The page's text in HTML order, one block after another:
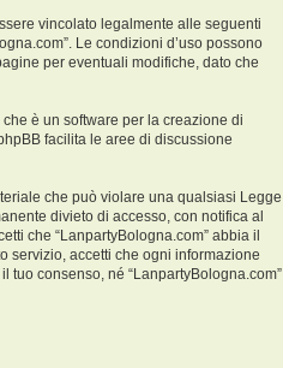
vincolato legalmente alle seguenti
Le condizioni d’uso possono
per eventuali modifiche, dato che
che è un software per la creazione di
phpBB facilita le aree di discussione
che può violare una qualsiasi Legge
divieto di accesso, con notifica al
che “LanpartyBologna.com” abbia il
servizio, accetti che ogni informazione
consenso, né “LanpartyBologna.com”